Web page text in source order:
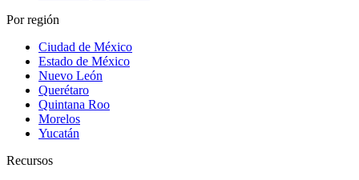
Por región
Ciudad de México
Estado de México
Nuevo León
Querétaro
Quintana Roo
Morelos
Yucatán
Recursos